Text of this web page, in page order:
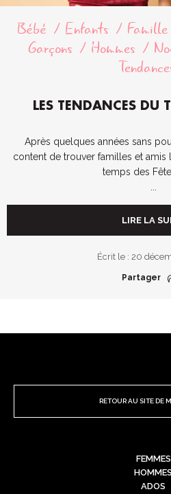
Bébé Enfants Famille
Garçons
Hommes
LES TENDANCES DU
Après quelques années sans
content de trouver familles et
temps des
LIRE LA
Écrit le : 20
Partager
RETOUR AU SITE DE
FEMMES
ADOS